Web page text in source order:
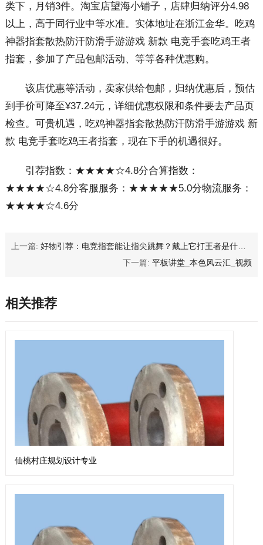
类下，月销3件。淘宝店望海小铺子，店肆归纳评分4.98
以上，高于同行业中等水准。实体地址在浙江金华。吃鸡
神器指套散热防汗防滑手游游戏 新款 电竞手套吃鸡王者
指套，参加了产品包邮活动、等等各种优惠购。
该店优惠等活动，卖家供给包邮，归纳优惠后，预估
到手价可降至¥37.24元，详细优惠权限和条件要去产品页
检查。可贵机遇，吃鸡神器指套散热防汗防滑手游游戏 新
款 电竞手套吃鸡王者指套，现在下手的机遇很好。
引荐指数：★★★★☆4.8分合算指数：
★★★★☆4.8分客服服务：★★★★★5.0分物流服务：
★★★★☆4.6分
上一篇: 好物引荐：电竞指套能让指尖跳舞？戴上它打王者是什么体会？
下一篇:平板讲堂_本色风云汇_视频
相关推荐
仙桃村庄规划设计专业